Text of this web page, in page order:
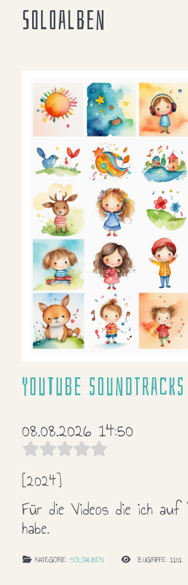
Soloalben
YouTube soundtracks
08.08.2026 14:50
[2024]
Für die Videos die ich auf
habe.
KATEGORIE: SOLOALBEN ZUGRIFFE: 1101